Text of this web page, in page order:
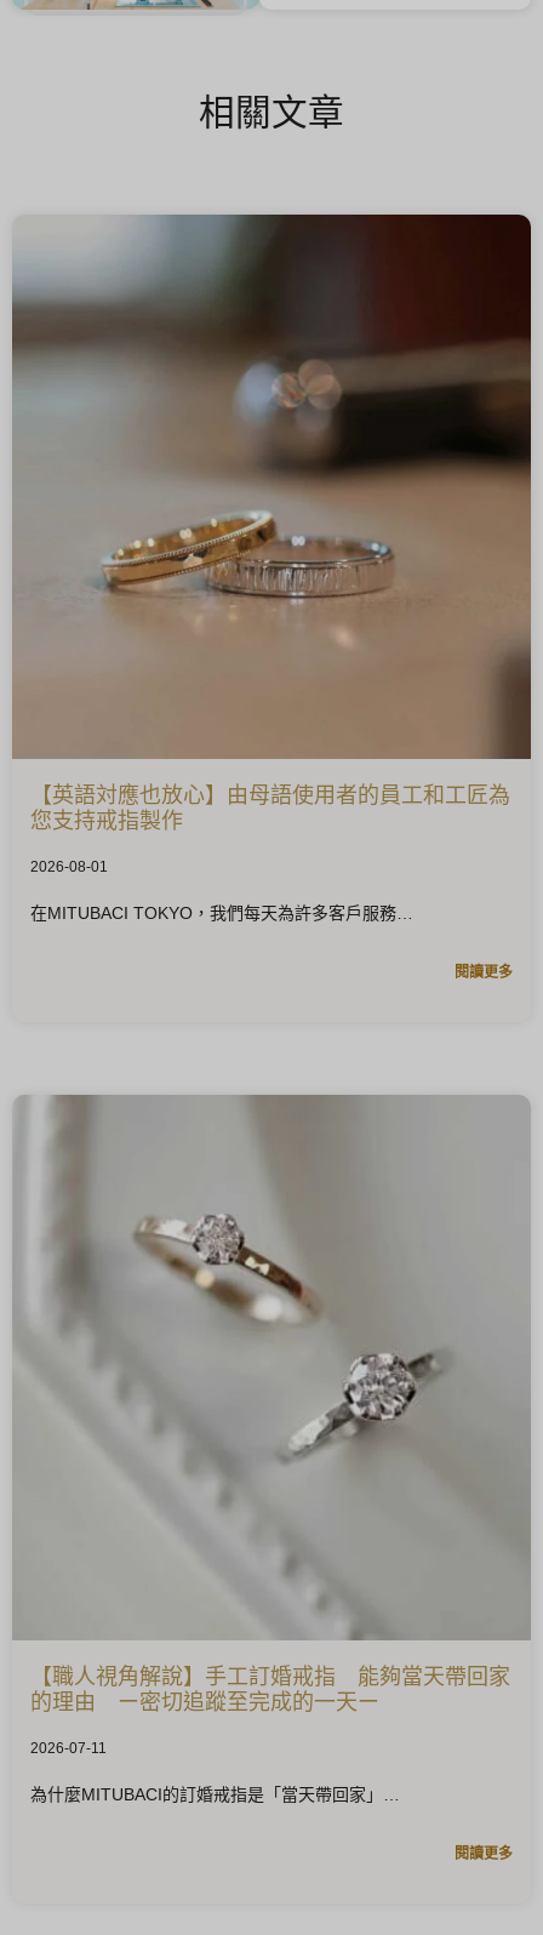
相關文章
【英語対應也放心】由母語使用者的員工和工匠為
您支持戒指製作
2026-08-01
在MITUBACI TOKYO，我們每天為許多客戶服務
閱讀更多
【職人視角解說】手工訂婚戒指 能夠當天帶回家
的理由 ー密切追蹤至完成的一天ー
2026-07-11
為什麼MITUBACI的訂婚戒指是「當天帶回家」
閱讀更多